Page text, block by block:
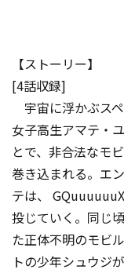
【ストーリー】
[4話収録]
宇宙に浮かぶス
女子高生アマテ・
とで、非合法なモ
巻き込まれる。エ
テは、
投じていく。同じ
た正体不明のモビ
トの少年シュウジ